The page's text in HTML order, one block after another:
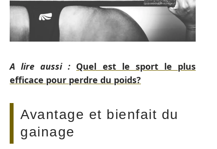
A lire aussi : Quel est le sport le plus
efficace pour perdre du poids?
Avantage et bienfait du
gainage